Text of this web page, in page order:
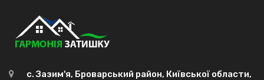
с. Зазим'я, Броварський район, Київської области,